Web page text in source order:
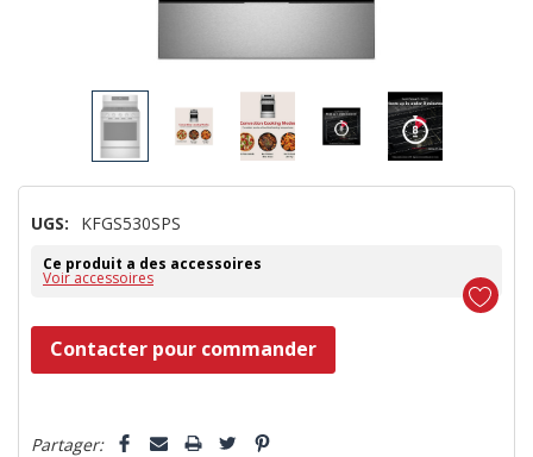
UGS: KFGS530SPS
Ce produit a des accessoires
Voir accessoires
Dépêchez-
vous!
n’en
Contacter pour commander
Partager: